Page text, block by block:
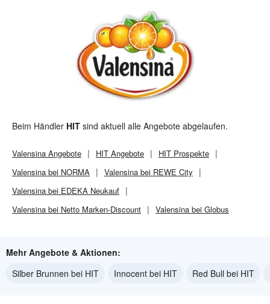
Beim Händler HIT sind aktuell alle Angebote abgelaufen.
Valensina Angebote HIT Angebote HIT Prospekte
Valensina bei NORMA
Valensina bei REWE City
Valensina bei EDEKA Neukauf
Valensina bei Netto Marken-Discount
Valensina bei Globus
Mehr Angebote & Aktionen:
Silber Brunnen bei HIT
Innocent bei HIT Red Bull bei HIT